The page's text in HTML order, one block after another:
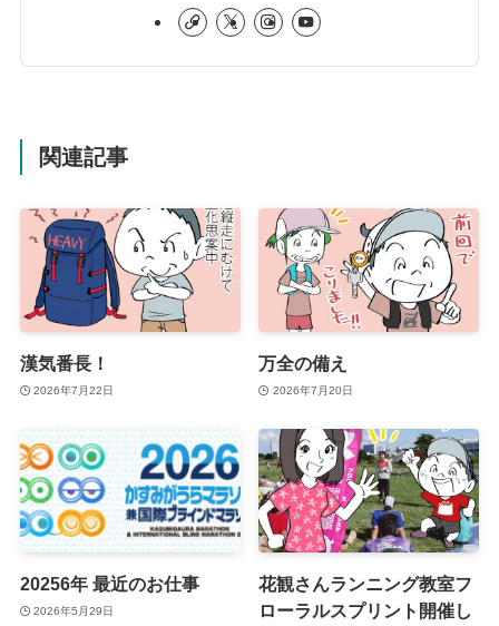
関連記事
漢気番長！
2026年7月22日
万全の備え
2026年7月20日
20256年 最近のお仕事
2026年5月29日
花観さんランニング教室フ
ローラルスプリント開催し